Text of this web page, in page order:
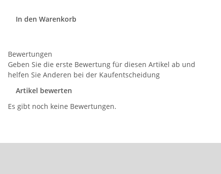
In den Warenkorb
Bewertungen
Geben Sie die erste Bewertung für diesen Artikel ab und
helfen Sie Anderen bei der Kaufentscheidung
Artikel bewerten
Es gibt noch keine Bewertungen.